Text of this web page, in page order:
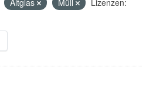
Altglas Müll
Lizenzen: